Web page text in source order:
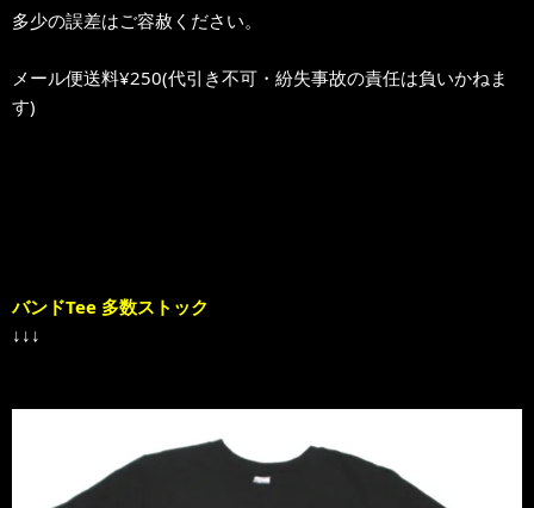
多少の誤差はご容赦ください。
メール便送料¥250(代引き不可・紛失事故の責任は負いかねま
す)
バンドTee 多数ストック
↓↓↓